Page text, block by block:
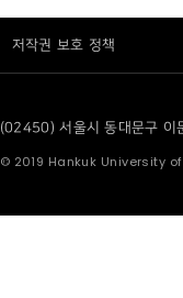
저작권 보호 정책
(02450) 서울시 동대문구
© 2019 Hankuk University